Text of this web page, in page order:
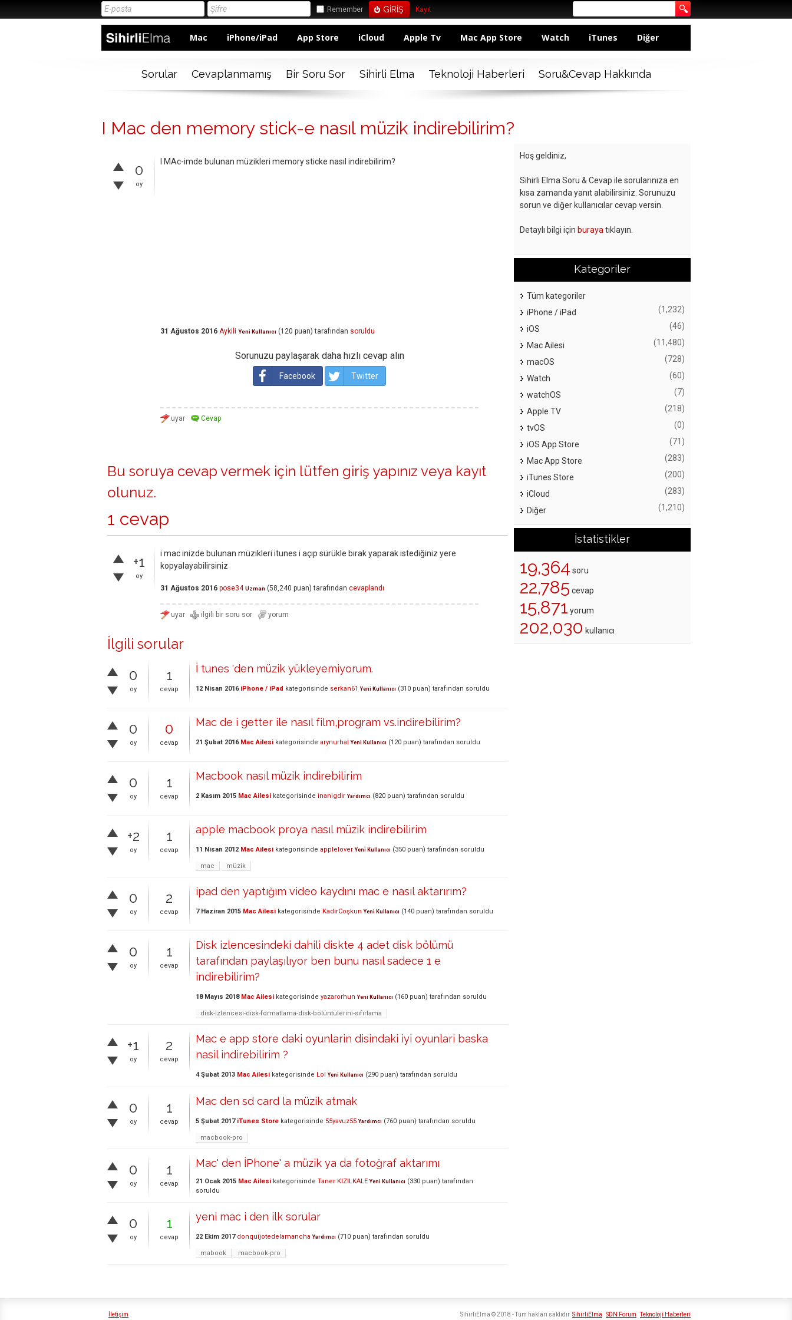
Remember Kayıt
Mac iPhone/iPad App Store iCloud Apple Tv Mac App Store Watch iTunes Diğer
Sorular Cevaplanmamış Bir Soru Sor Sihirli Elma Teknoloji Haberleri Soru&Cevap Hakkında
I Mac den memory stick-e nasıl müzik indirebilirim?
0
oy
I MAc-imde bulunan müzikleri memory sticke nasıl indirebilirim?
31 Ağustos 2016 Aykili Yeni Kullanıcı (120 puan) tarafından soruldu
Sorunuzu paylaşarak daha hızlı cevap alın
Facebook Twitter
Bu soruya cevap vermek için lütfen giriş yapınız veya kayıt
olunuz.
1 cevap
+1
oy
i mac inizde bulunan müzikleri itunes i açıp sürükle bırak yaparak istediğiniz yere
kopyalayabilirsiniz
31 Ağustos 2016 pose34 Uzman (58,240 puan) tarafından cevaplandı
İlgili sorular
0
oy
1
cevap
İ tunes 'den müzik yükleyemiyorum.
12 Nisan 2016 iPhone / iPad kategorisinde serkan61 Yeni Kullanıcı (310 puan) tarafından soruldu
0
oy
0
cevap
Mac de i getter ile nasıl film,program vs.indirebilirim?
21 Şubat 2016 Mac Ailesi kategorisinde arynurhal Yeni Kullanıcı (120 puan) tarafından soruldu
0
oy
1
cevap
Macbook nasıl müzik indirebilirim
2 Kasım 2015 Mac Ailesi kategorisinde inanigdir Yardımcı (820 puan) tarafından soruldu
+2
oy
1
cevap
apple macbook proya nasıl müzik indirebilirim
11 Nisan 2012 Mac Ailesi kategorisinde applelover Yeni Kullanıcı (350 puan) tarafından soruldu
mac müzik
0
oy
2
cevap
ipad den yaptığım video kaydını mac e nasıl aktarırım?
7 Haziran 2015 Mac Ailesi kategorisinde KadirCoşkun Yeni Kullanıcı (140 puan) tarafından soruldu
0
oy
1
cevap
Disk izlencesindeki dahili diskte 4 adet disk bölümü
tarafından paylaşılıyor ben bunu nasıl sadece 1 e
indirebilirim?
18 Mayıs 2018 Mac Ailesi kategorisinde yazarorhun Yeni Kullanıcı (160 puan) tarafından soruldu
disk-izlencesi-disk-formatlama-disk-bölüntülerini-sıfırlama
+1
oy
2
cevap
Mac e app store daki oyunlarin disindaki iyi oyunlari baska
nasil indirebilirim ?
4 Şubat 2013 Mac Ailesi kategorisinde Lol Yeni Kullanıcı (290 puan) tarafından soruldu
0
oy
1
cevap
Mac den sd card la müzik atmak
5 Şubat 2017 iTunes Store kategorisinde 55yavuz55 Yardımcı (760 puan) tarafından soruldu
macbook-pro
0
oy
1
cevap
Mac' den İPhone' a müzik ya da fotoğraf aktarımı
21 Ocak 2015 Mac Ailesi kategorisinde Taner KIZILKALE Yeni Kullanıcı (330 puan) tarafından
soruldu
0
oy
1
cevap
yeni mac i den ilk sorular
22 Ekim 2017 donquijotedelamancha Yardımcı (710 puan) tarafından soruldu
mabook macbook-pro
Hoş geldiniz,
Sihirli Elma Soru & Cevap ile sorularınıza en
kısa zamanda yanıt alabilirsiniz. Sorunuzu
sorun ve diğer kullanıcılar cevap versin.
Detaylı bilgi için buraya tıklayın.
Kategoriler
Tüm kategoriler
iPhone / iPad
(1,232)
iOS (46)
Mac Ailesi (11,480)
macOS (728)
Watch (60)
watchOS (7)
Apple TV (218)
tvOS (0)
iOS App Store (71)
Mac App Store (283)
iTunes Store (200)
iCloud (283)
Diğer (1,210)
İstatistikler
19,364 soru
22,785 cevap
15,871 yorum
202,030 kullanıcı
İletişim SihirliElma SDN Forum Teknoloji Haberleri
SihirliElma © 2018 - Tüm hakları saklıdır